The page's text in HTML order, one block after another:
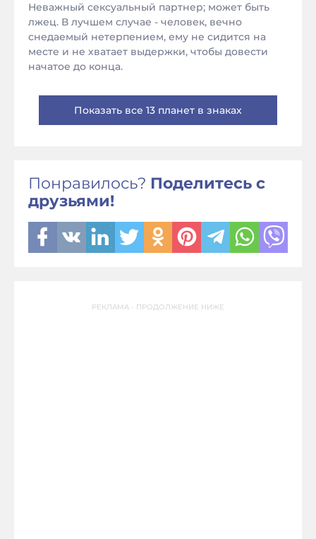
Неважный сексуальный партнер; может быть
лжец. В лучшем случае - человек, вечно
снедаемый нетерпением, ему не сидится на
месте и не хватает выдержки, чтобы довести
начатое до конца.
Показать все 13 планет в знаках
Понравилось? Поделитесь с
друзьями!
РЕКЛАМА - ПРОДОЛЖЕНИЕ НИЖЕ